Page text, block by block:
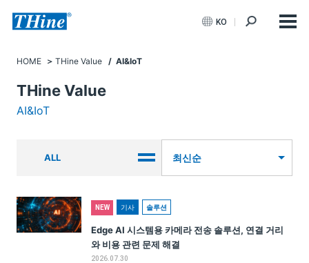
KO
HOME THine Value / AI&IoT
THine Value
AI&IoT
ALL 최신순
NEW 기사 솔루션
Edge AI 시스템용 카메라 전송 솔루션, 연결 거리
와 비용 관련 문제 해결
2026.07.30